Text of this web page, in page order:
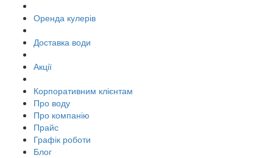
Оренда кулерів
Доставка води
Акції
Корпоративним клієнтам
Про воду
Про компанію
Прайс
Графік роботи
Блог